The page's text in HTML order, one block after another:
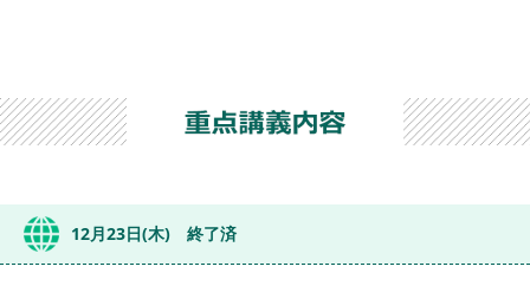
12月23日(木) 終了済